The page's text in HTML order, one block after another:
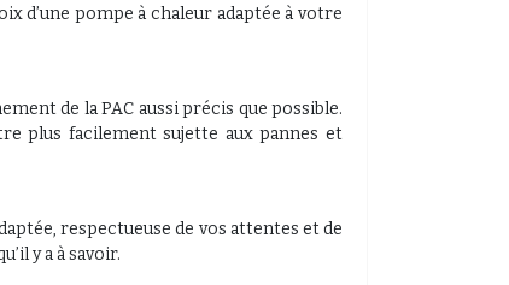
d’une pompe à chaleur adaptée à votre
de la PAC aussi précis que possible.
plus facilement sujette aux pannes et
respectueuse de vos attentes et de
y a à savoir.